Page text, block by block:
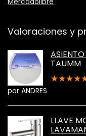
Valoraciones y
TAUMM
★★★★
por ANDRES
LLAVE